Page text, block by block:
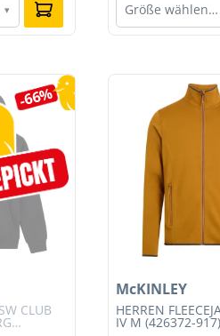
▾ Größe wählen…
-66%
CLUB HERREN
IV M (426372-917)
McKINLEY